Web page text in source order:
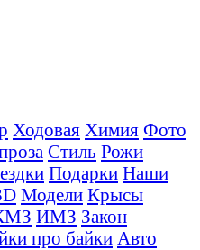
Ходовая Химия Фото
Стиль Рожи
Подарки Наши
Модели Крысы
ИМЗ Закон
про байки Авто